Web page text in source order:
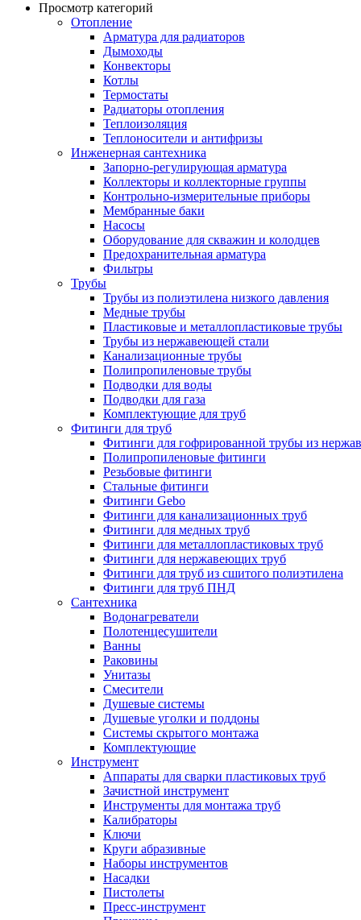
Просмотр категорий
Отопление
Арматура для радиаторов
Дымоходы
Конвекторы
Котлы
Термостаты
Радиаторы отопления
Теплоизоляция
Теплоносители и антифризы
Инженерная сантехника
Запорно-регулирующая арматура
Коллекторы и коллекторные группы
Контрольно-измерительные приборы
Мембранные баки
Насосы
Оборудование для скважин и колодцев
Предохранительная арматура
Фильтры
Трубы
Трубы из полиэтилена низкого давления
Медные трубы
Пластиковые и металлопластиковые трубы
Трубы из нержавеющей стали
Канализационные трубы
Полипропиленовые трубы
Подводки для воды
Подводки для газа
Комплектующие для труб
Фитинги для труб
Фитинги для гофрированной трубы из
Полипропиленовые фитинги
Резьбовые фитинги
Стальные фитинги
Фитинги Gebo
Фитинги для канализационных труб
Фитинги для медных труб
Фитинги для металлопластиковых труб
Фитинги для нержавеющих труб
Фитинги для труб из сшитого полиэтилена
Фитинги для труб ПНД
Сантехника
Водонагреватели
Полотенцесушители
Ванны
Раковины
Унитазы
Смесители
Душевые системы
Душевые уголки и поддоны
Системы скрытого монтажа
Комплектующие
Инструмент
Аппараты для сварки пластиковых труб
Зачистной инструмент
Инструменты для монтажа труб
Калибраторы
Ключи
Круги абразивные
Наборы инструментов
Насадки
Пистолеты
Пресс-инструмент